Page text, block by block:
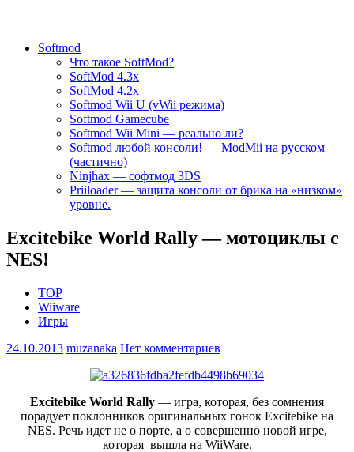
Softmod
Что такое SoftMod?
SoftMod 4.3x
SoftMod 4.2x
Softmod Wii U (vWii режима)
Softmod Gamecube
Softmod Wii Mini — реально ли?
Softmod любой консоли! — ModMii на русском
(частично)
Ninjhax — софтмод 3DS
Priiloader — защита консоли от брика на «низком»
уровне.
Excitebike World Rally — мотоциклы с
NES!
TOP
Wiiware
Игры
24.10.2013 muzanaka Нет комментариев
Excitebike World Rally — игра, которая, без сомнения
порадует поклонников оригинальных гонок Excitebike на
NES. Речь идет не о порте, а о совершенно новой игре,
которая вышла на WiiWare.